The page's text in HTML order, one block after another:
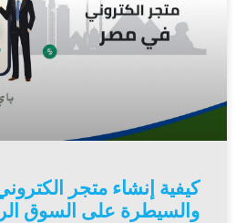
كيفية إنشاء متجر
والسيطرة على السوق